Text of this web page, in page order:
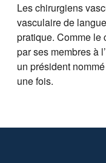
Les chirurgiens
vasculaire de
pratique. Comme le
par ses membres à
un président
une fois.